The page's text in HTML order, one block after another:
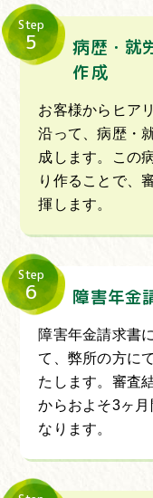
Step
5
病歴・就
作成
お客様からヒア
沿って、病歴・
成します。この
り作ることで、
揮します。
Step
6 障害年金
障害年金請求書
て、弊所の方に
たします。審査
からおよそ3ヶ
なります。